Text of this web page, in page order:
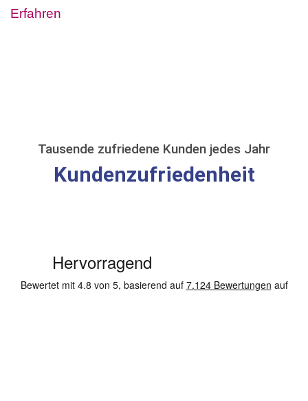
Erfahren
Tausende zufriedene Kunden jedes Jahr
Kundenzufriedenheit